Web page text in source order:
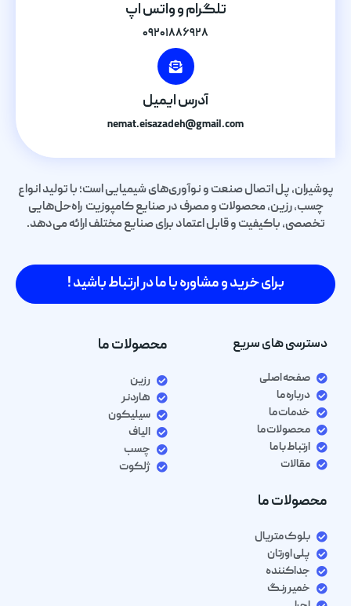
تلگرام و واتس اپ
۰۹۲۰۱۸۸۶۹۲۸
آدرس ایمیل
nemat.eisazadeh@gmail.com
پوشیران، پل اتصال صنعت و نوآوری‌های شیمیایی است؛ با تولید انواع
چسب، رزین، محصولات و مصرف در صنایع کامپوزیت راه‌حل‌هایی
تخصصی، باکیفیت و قابل اعتماد برای صنایع مختلف ارائه می‌دهد.
برای خرید و مشاوره با ما در ارتباط باشید !
دسترسی های سریع
صفحه اصلی
درباره ما
خدمات ما
محصولات ما
ارتباط با ما
مقالات
محصولات ما
رزین
هاردنر
سیلیکون
الیاف
چسب
ژلکوت
محصولات ما
بلوک متریال
پلی اورتان
جداکننده
خمیر رنگ